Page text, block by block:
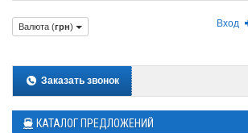
Вход
Валюта (грн)
Заказать звонок
КАТАЛОГ ПРЕДЛОЖЕНИЙ